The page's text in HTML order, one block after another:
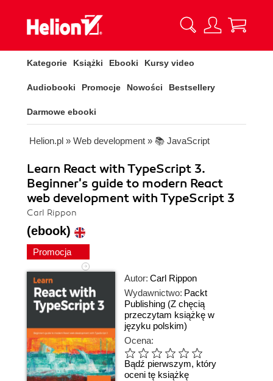
Kategorie Książki Ebooki Kursy video
Audiobooki Promocje Nowości Bestsellery
Darmowe ebooki
Helion.pl » Web development » 📚 JavaScript
Learn React with TypeScript 3.
Beginner's guide to modern React
web development with TypeScript 3
Carl Rippon
(ebook)
Promocja
Autor: Carl Rippon
Wydawnictwo: Packt
Publishing (Z chęcią
przeczytam książkę w
języku polskim)
Ocena:
Bądź pierwszym, który
oceni tę książkę